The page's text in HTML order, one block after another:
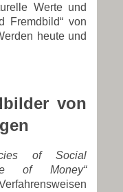
Werte und
Fremdbild“ von
heute und
von
of Social
of Money“